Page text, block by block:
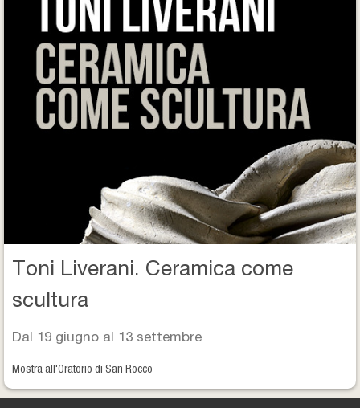
Toni Liverani. Ceramica come
scultura
Dal 19 giugno al 13 settembre
Mostra all'Oratorio di San Rocco